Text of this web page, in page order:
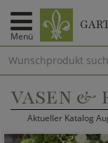
Menü
VASEN &
Aktueller Katalog